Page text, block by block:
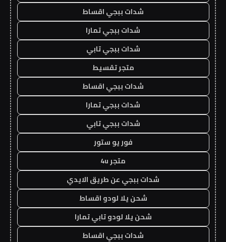
شدات ببجي اقساط
شدات ببجي تمارا
شدات ببجي تابي
متجر تقسيط
شدات ببجي اقساط
شدات ببجي تمارا
شدات ببجي تابي
فور يو ستور
متجر 4u
شدات ببجي عن طريق الايدي
شحن يلا لودو اقساط
شحن يلا لودو تابي تمارا
شدات ببجي اقساط